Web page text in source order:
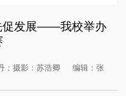
促发展——我校举办
；摄影：苏浩卿
编辑：张